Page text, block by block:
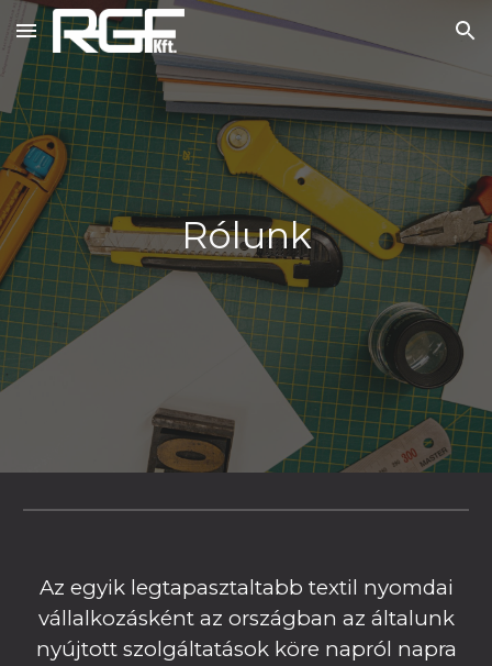
Skip to main content Skip to navigation
Rólunk
Az egyik legtapasztaltabb textil nyomdai
vállalkozásként az országban az általunk
nyújtott szolgáltatások köre napról napra